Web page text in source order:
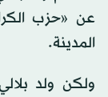
عن «حزب
المدينة.
ولكن ولد